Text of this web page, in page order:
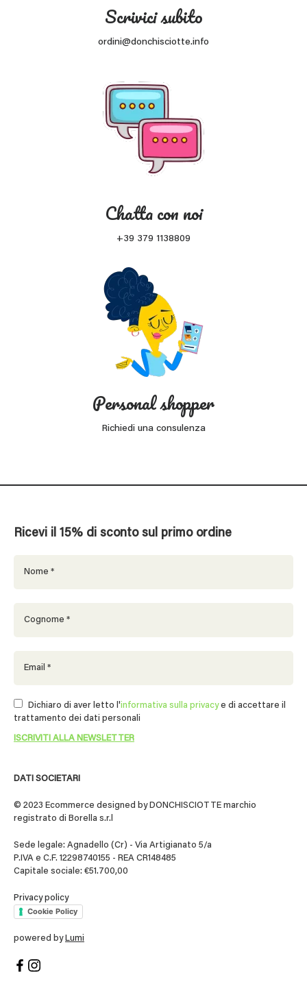
Scrivici subito
ordini@donchisciotte.info
Chatta con noi
+39 379 1138809
Personal shopper
Richiedi una consulenza
DATI SOCIETARI
© 2023 Ecommerce designed by DONCHISCIOTTE marchio
registrato di Borella s.r.l
Sede legale: Agnadello (Cr) - Via Artigianato 5/a
P.IVA e C.F. 12298740155 - REA CR148485
Capitale sociale: €51.700,00
Privacy policy
Cookie Policy
powered by Lumi
Ricevi il 15% di sconto sul primo ordine
Dichiaro di aver letto l'informativa sulla privacye di accettare il
trattamento dei dati personali